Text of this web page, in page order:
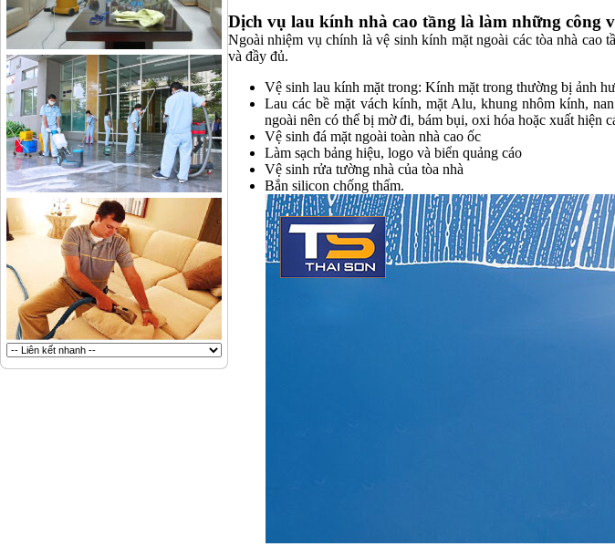
Dịch vụ lau kính nhà cao tầng là làm những công
Ngoài nhiệm vụ chính là vệ sinh kính mặt ngoài các tòa nhà cao
và đầy đủ.
Vệ sinh lau kính mặt trong: Kính mặt trong thường bị ảnh
Lau các bề mặt vách kính, mặt Alu, khung nhôm kính,
ngoài nên có thể bị mờ đi, bám bụi, oxi hóa hoặc xuất hiện
Vệ sinh đá mặt ngoài toàn nhà cao ốc
Làm sạch bảng hiệu, logo và biển quảng cáo
Vệ sinh rửa tường nhà của tòa nhà
Bắn silicon chống thấm.